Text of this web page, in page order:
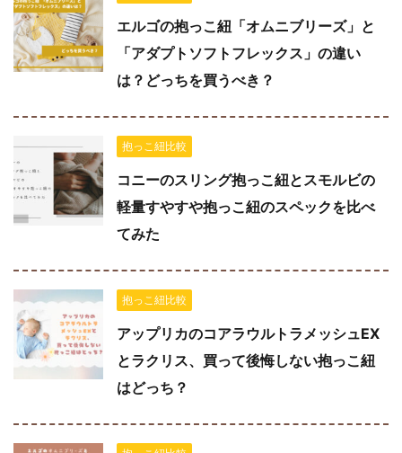
エルゴの抱っこ紐「オムニブリーズ」と
「アダプトソフトフレックス」の違い
は？どっちを買うべき？
抱っこ紐比較
コニーのスリング抱っこ紐とスモルビの
軽量すやすや抱っこ紐のスペックを比べ
てみた
抱っこ紐比較
アップリカのコアラウルトラメッシュEX
とラクリス、買って後悔しない抱っこ紐
はどっち？